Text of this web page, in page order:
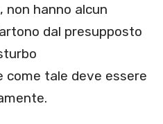
non hanno alcun
dal presupposto
come tale deve essere